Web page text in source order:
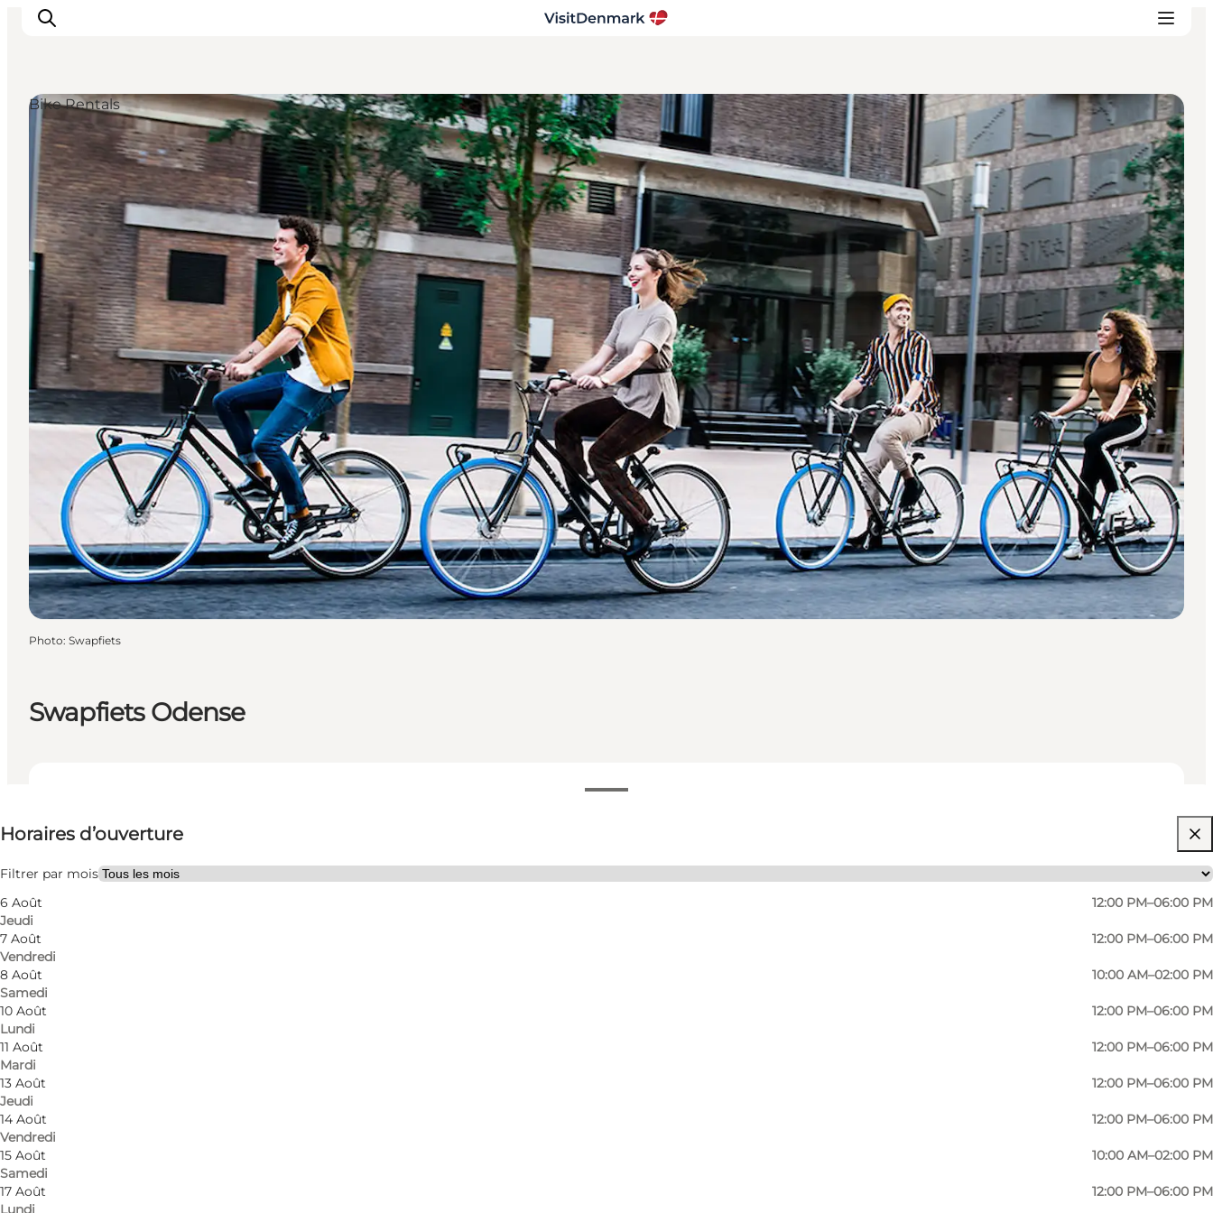
Inspirations
Destinations
Quoi faire
Hébergements
Planifiez votre voyage
Swapfiets Odense
Horaires d’ouverture
Filtrer par mois
6 Août
Jeudi
12:00 PM–06:00 PM
7 Août
Vendredi
12:00 PM–06:00 PM
8 Août
Samedi
10:00 AM–02:00 PM
10 Août
Lundi
12:00 PM–06:00 PM
11 Août
Mardi
12:00 PM–06:00 PM
13 Août
Jeudi
12:00 PM–06:00 PM
14 Août
Vendredi
12:00 PM–06:00 PM
15 Août
Samedi
10:00 AM–02:00 PM
17 Août
Lundi
12:00 PM–06:00 PM
Visiter le site web
Myself, My partner, Friends
Bike Rentals
Photo: Swapfiets